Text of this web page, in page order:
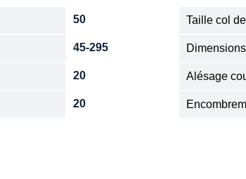
50 Taille col
45-295
20 Alésage
20